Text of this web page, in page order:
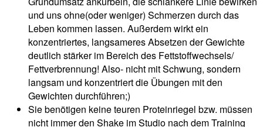
und uns ohne(oder weniger) Schmerzen durch das
Leben kommen lassen. Außerdem wirkt ein
konzentriertes, langsameres Absetzen der Gewichte
deutlich stärker im Bereich des Fettstoffwechsels/
Fettverbrennung! Also- nicht mit Schwung, sondern
langsam und konzentriert die Übungen mit den
Gewichten durchführen;)
Sie benötigen keine teuren Proteinriegel bzw. müssen
nicht immer den Shake im Studio nach dem Training